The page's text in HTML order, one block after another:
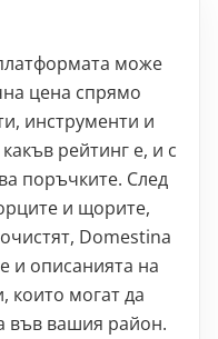
може
цена спрямо
инструменти и
рейтинг е, и с
поръчките. След
и щорите,
Domestina
и описанията на
които могат да
във вашия район.